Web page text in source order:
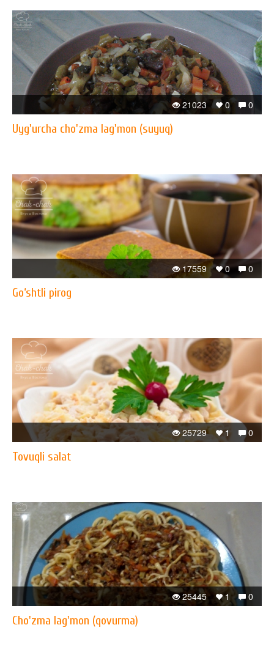
0
0
21023
Uyg'urcha cho'zma lag'mon (suyuq)
0
0
17559
Go‘shtli pirog
0
1
25729
Tovuqli salat
0
1
25445
Cho'zma lag'mon (qovurma)